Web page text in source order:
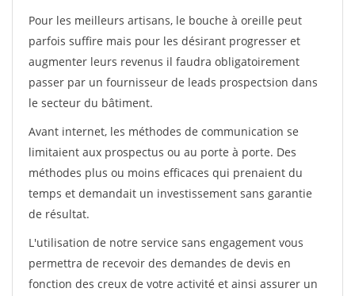
Pour les meilleurs artisans, le bouche à oreille peut
parfois suffire mais pour les désirant progresser et
augmenter leurs revenus il faudra obligatoirement
passer par un fournisseur de leads prospectsion dans
le secteur du bâtiment.
Avant internet, les méthodes de communication se
limitaient aux prospectus ou au porte à porte. Des
méthodes plus ou moins efficaces qui prenaient du
temps et demandait un investissement sans garantie
de résultat.
L'utilisation de notre service sans engagement vous
permettra de recevoir des demandes de devis en
fonction des creux de votre activité et ainsi assurer un